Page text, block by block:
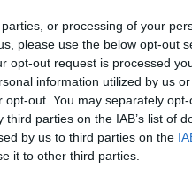
or processing of your
please use the below opt-out
opt-out request is processed
information utilized by us
out. You may separately
parties on the IAB’s list of
by us to third parties on the
it to other third parties.
și Justiție au
după vacanța
stă bine omului
de luni, cu